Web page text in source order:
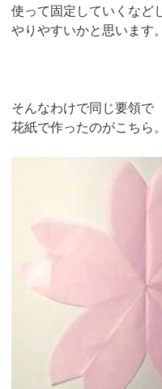
使って固定していくなど
やりやすいかと思います。
そんなわけで同じ要領で
花紙で作ったのがこちら。